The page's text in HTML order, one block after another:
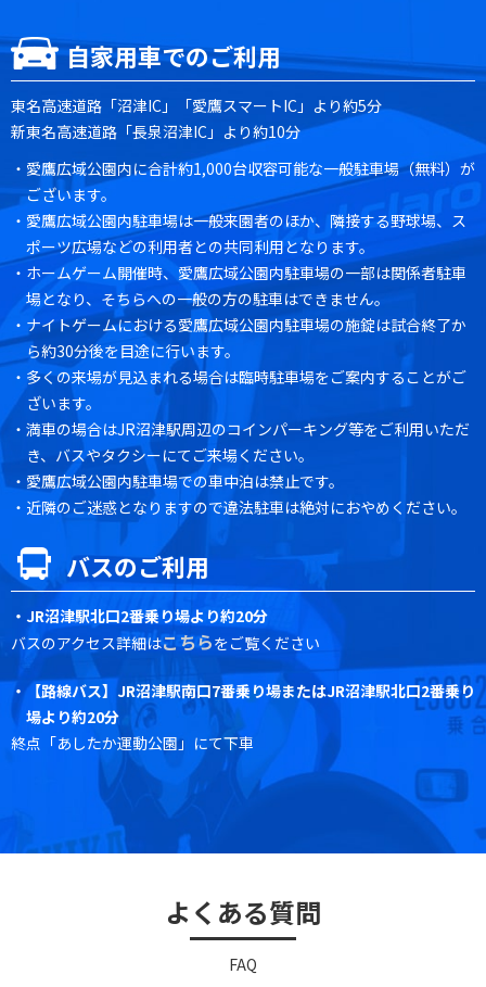
自家用車でのご利用
東名高速道路「沼津IC」「愛鷹スマートIC」より約5分
新東名高速道路「長泉沼津IC」より約10分
・愛鷹広域公園内に合計約1,000台収容可能な一般駐車場（無料）が
ございます。
・愛鷹広域公園内駐車場は一般来園者のほか、隣接する野球場、ス
ポーツ広場などの利用者との共同利用となります。
・ホームゲーム開催時、愛鷹広域公園内駐車場の一部は関係者駐車
場となり、そちらへの一般の方の駐車はできません。
・ナイトゲームにおける愛鷹広域公園内駐車場の施錠は試合終了か
ら約30分後を目途に行います。
・多くの来場が見込まれる場合は臨時駐車場をご案内することがご
ざいます。
・満車の場合はJR沼津駅周辺のコインパーキング等をご利用いただ
き、バスやタクシーにてご来場ください。
・愛鷹広域公園内駐車場での車中泊は禁止です。
・近隣のご迷惑となりますので違法駐車は絶対におやめください。
バスのご利用
・JR沼津駅北口2番乗り場より約20分
バスのアクセス詳細はこちらをご覧ください
・【路線バス】JR沼津駅南口7番乗り場またはJR沼津駅北口2番乗り
場より約20分
終点「あしたか運動公園」にて下車
よくある質問
FAQ